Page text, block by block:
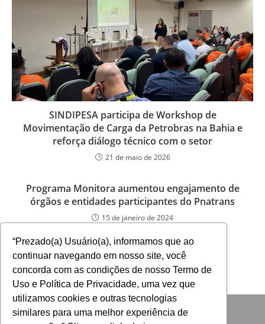
“Prezado(a) Usuário(a), informamos que ao
continuar navegando em nosso site, você
concorda com as condições de nosso Termo de
Uso e Política de Privacidade, uma vez que
utilizamos cookies e outras tecnologias
similares para uma melhor experiência de
SINDIPESA participa de Workshop de
Movimentação de Carga da Petrobras na Bahia e
reforça diálogo técnico com o setor
21 de maio de 2026
Programa Monitora aumentou engajamento de
órgãos e entidades participantes do Pnatrans
15 de janeiro de 2024